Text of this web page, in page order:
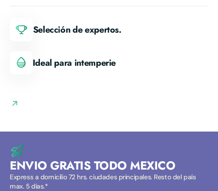
Selección de expertos.
Ideal para intemperie
ENVIO GRATIS TODO MEXICO
Express a domicilio 72 hrs. ciudades principales. Resto del país
max. 5 días.*